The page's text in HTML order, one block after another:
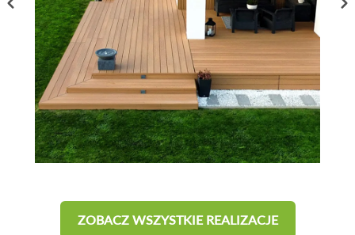
ZOBACZ WSZYSTKIE REALIZACJE